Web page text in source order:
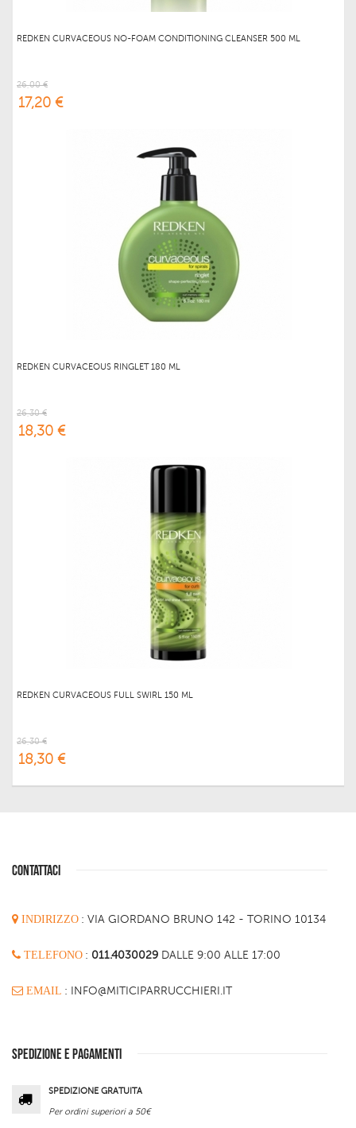
REDKEN CURVACEOUS NO-FOAM CONDITIONING CLEANSER 500 ML
26,00 €
17,20 €
REDKEN CURVACEOUS RINGLET 180 ML
26,30 €
18,30 €
REDKEN CURVACEOUS FULL SWIRL 150 ML
26,30 €
18,30 €
CONTATTACI
INDIRIZZO : VIA GIORDANO BRUNO 142 - TORINO 10134
TELEFONO : 011.4030029 DALLE 9:00 ALLE 17:00
EMAIL : INFO@MITICIPARRUCCHIERI.IT
SPEDIZIONE E PAGAMENTI
SPEDIZIONE GRATUITA
Per ordini superiori a 50€